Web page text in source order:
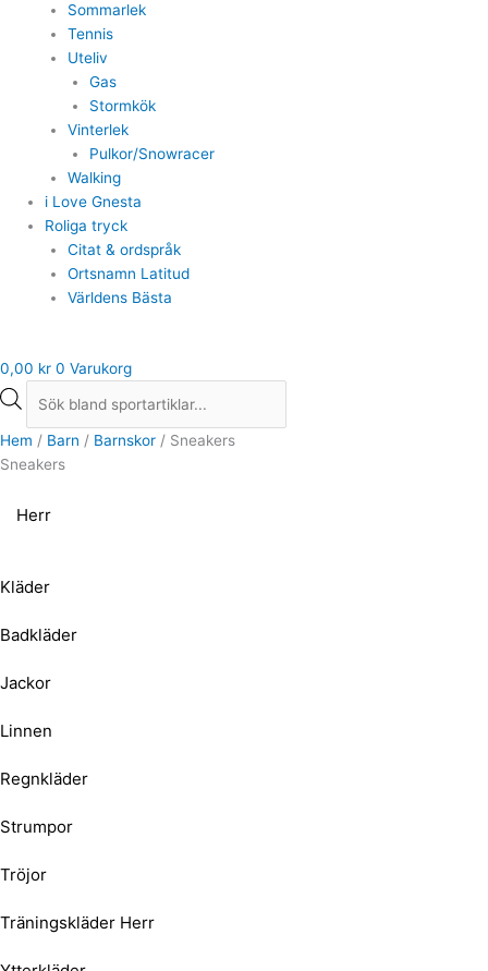
Sommarlek
Tennis
Uteliv
Gas
Stormkök
Vinterlek
Pulkor/Snowracer
Walking
i Love Gnesta
Roliga tryck
Citat & ordspråk
Ortsnamn Latitud
Världens Bästa
0,00 kr 0 Varukorg
Hem / Barn / Barnskor / Sneakers
Sneakers
Herr
Kläder
Badkläder
Jackor
Linnen
Regnkläder
Strumpor
Tröjor
Träningskläder Herr